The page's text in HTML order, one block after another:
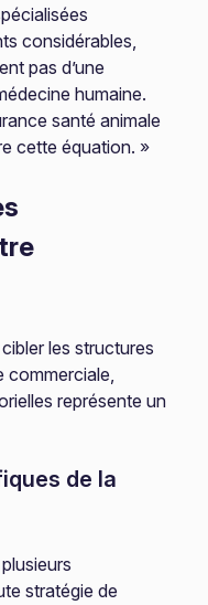
considérables,
pas d’une
humaine.
santé animale
cette équation. »
les structures
commerciale,
représente un
de la
stratégie de